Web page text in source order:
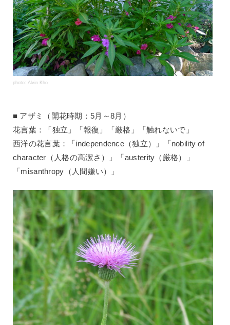
photo: Alvin Kho
アザミ（開花時期：5月～8月）
花言葉：「独立」「報復」「厳格」「触れないで」
西洋の花言葉：「independence（独立）」「nobility of
character（人格の高潔さ）」「austerity（厳格）」
「misanthropy（人間嫌い）」